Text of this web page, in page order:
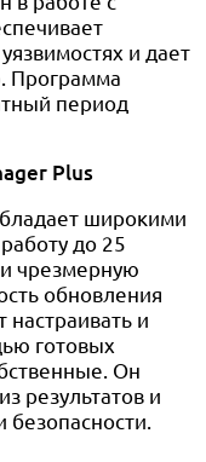
и дает
Программа
период
Plus
широкими
до 25
чрезмерную
обновления
и
готовых
Он
результатов и